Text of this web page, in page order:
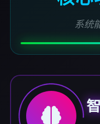
系统